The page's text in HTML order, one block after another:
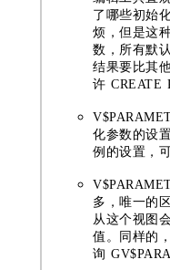
了哪些初始
烦，但是这
数，所有默
结果要比其
许 CREATE
化参数的设
例的设置，
多，唯一的
从这个视图
值。同样的
询